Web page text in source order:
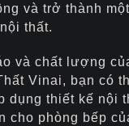
và trở thành
thất.
và chất lượng
Vinai, bạn có
dụng thiết kế nội
cho phòng bếp